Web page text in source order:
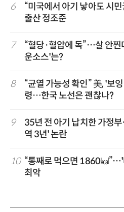
6
“미국에서 아기 낳아도 시
출산 정조준
7
“혈당·혈압에 독”…살 안찐
운소스'는?
8
“균열 가능성 확인” 美, '보
령…한국 노선은 괜찮나?
9
35년 전 아기 납치한 가정
역 3년' 논란
10 “통째로 먹으면 1860㎉
최악